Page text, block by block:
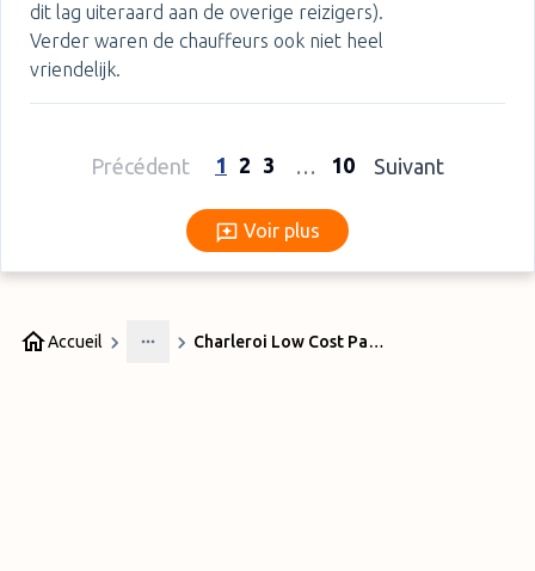
dit lag uiteraard aan de overige reizigers).
Verder waren de chauffeurs ook niet heel
vriendelijk.
Précédent 1 2 3 … 10 Suivant
Voir plus
Voir plus
Accueil
More
Charleroi Low Cost Parking